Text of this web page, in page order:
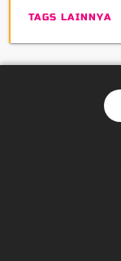
TAGS LAINNYA